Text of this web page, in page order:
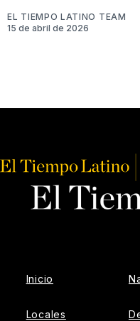
EL TIEMPO LATINO TEAM
15 de abril de 2026
Inicio
Locales